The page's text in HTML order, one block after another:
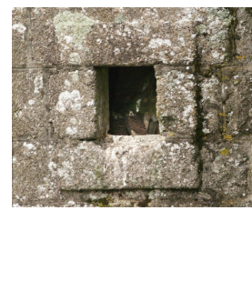
Nichée de faucons
crécerelle dans la tour
Est